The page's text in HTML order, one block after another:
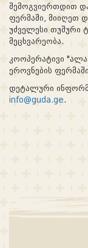
შემოგვიერთდით
ფერმაში, მიიღეთ
უძველესი თუშური
მეცხვარეობა.
კოოპერატივი
ეროვნების
დეტალური
info@guda.ge.